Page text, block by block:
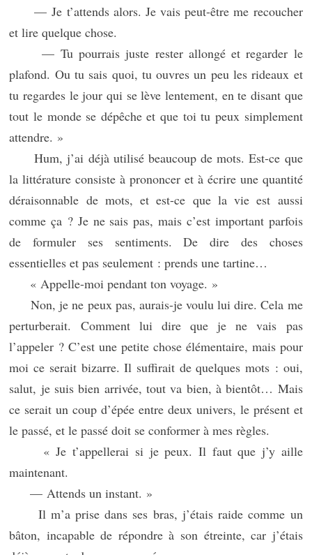
— Je t’attends alors. Je vais peut-être me recoucher
et lire quelque chose.
— Tu pourrais juste rester allongé et regarder le
plafond. Ou tu sais quoi, tu ouvres un peu les rideaux et
tu regardes le jour qui se lève lentement, en te disant que
tout le monde se dépêche et que toi tu peux simplement
attendre. »
Hum, j’ai déjà utilisé beaucoup de mots. Est-ce que
la littérature consiste à prononcer et à écrire une quantité
déraisonnable de mots, et est-ce que la vie est aussi
comme ça ? Je ne sais pas, mais c’est important parfois
de formuler ses sentiments. De dire des choses
essentielles et pas seulement : prends une tartine…
« Appelle-moi pendant ton voyage. »
Non, je ne peux pas, aurais-je voulu lui dire. Cela me
perturberait. Comment lui dire que je ne vais pas
l’appeler ? C’est une petite chose élémentaire, mais pour
moi ce serait bizarre. Il suffirait de quelques mots : oui,
salut, je suis bien arrivée, tout va bien, à bientôt… Mais
ce serait un coup d’épée entre deux univers, le présent et
le passé, et le passé doit se conformer à mes règles.
« Je t’appellerai si je peux. Il faut que j’y aille
maintenant.
— Attends un instant. »
Il m’a prise dans ses bras, j’étais raide comme un
bâton, incapable de répondre à son étreinte, car j’étais